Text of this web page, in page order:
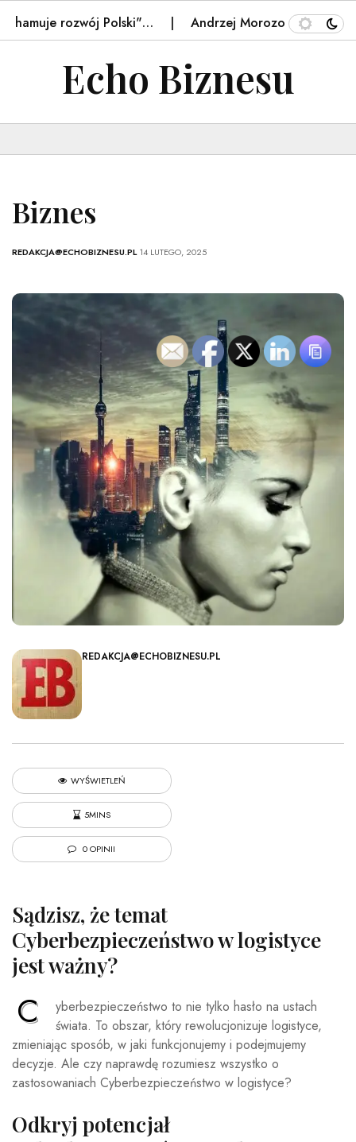
rozwój Polski"… Andrzej Morozowski nie żyje.
Echo Biznesu
Biznes
REDAKCJA@ECHOBIZNESU.PL14 LUTEGO, 2025
REDAKCJA@ECHOBIZNESU.PL
WYŚWIETLEŃ
5MINS
0 OPINII
Sądzisz, że temat
Cyberbezpieczeństwo w logistyce
jest ważny?
C
yberbezpieczeństwo to nie tylko hasło na ustach
świata. To obszar, który rewolucjonizuje logistyce,
zmieniając sposób, w jaki funkcjonujemy i podejmujemy
decyzje. Ale czy naprawdę rozumiesz wszystko o
zastosowaniach Cyberbezpieczeństwo w logistyce?
Odkryj potencjał